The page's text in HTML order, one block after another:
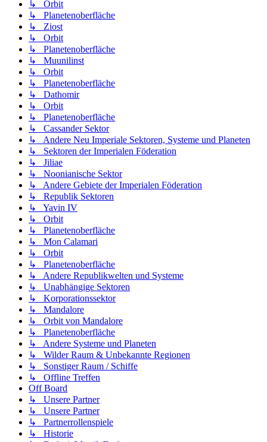
↳ Orbit
↳ Planetenoberfläche
↳ Ziost
↳ Orbit
↳ Planetenoberfläche
↳ Muunilinst
↳ Orbit
↳ Planetenoberfläche
↳ Dathomir
↳ Orbit
↳ Planetenoberfläche
↳ Cassander Sektor
↳ Andere Neu Imperiale Sektoren, Systeme und Planeten
↳ Sektoren der Imperialen Föderation
↳ Jiliae
↳ Noonianische Sektor
↳ Andere Gebiete der Imperialen Föderation
↳ Republik Sektoren
↳ Yavin IV
↳ Orbit
↳ Planetenoberfläche
↳ Mon Calamari
↳ Orbit
↳ Planetenoberfläche
↳ Andere Republikwelten und Systeme
↳ Unabhängige Sektoren
↳ Korporationssektor
↳ Mandalore
↳ Orbit von Mandalore
↳ Planetenoberfläche
↳ Andere Systeme und Planeten
↳ Wilder Raum & Unbekannte Regionen
↳ Sonstiger Raum / Schiffe
↳ Offline Treffen
Off Board
↳ Unsere Partner
↳ Unsere Partner
↳ Partnerrollenspiele
↳ Historie